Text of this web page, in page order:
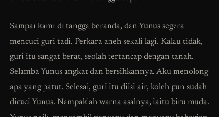
Sampai kami di tangga beranda, dan Yunus segera
mencuci guri tadi. Perkara aneh sekali lagi. Kalau tidak,
guri itu sangat berat, seolah tertancap dengan tanah.
Selamba Yunus angkat dan bersihkannya. Aku menolong
apa yang patut. Selesai, guri itu diisi air, koleh pun sudah
dicuci Yunus. Nampaklah warna asalnya, iaitu biru muda.